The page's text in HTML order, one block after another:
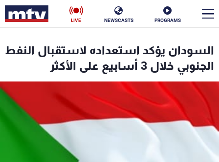
PROGRAMS
NEWSCASTS
LIVE
السودان يؤكد استعداده لاستقبال النفط
الجنوبي خلال 3 أسابيع على الأكثر
الأخبار
سياسة
منوعات